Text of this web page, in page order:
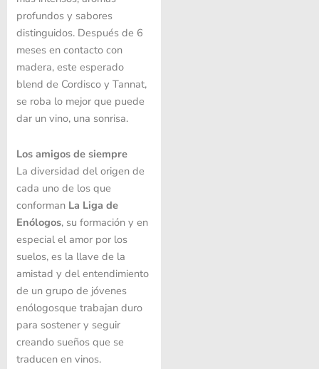
profundos y sabores
distinguidos. Después de 6
meses en contacto con
madera, este esperado
blend de Cordisco y Tannat,
se roba lo mejor que puede
dar un vino, una sonrisa.
Los amigos de siempre
La diversidad del origen de
cada uno de los que
conforman La Liga de
Enólogos, su formación y en
especial el amor por los
suelos, es la llave de la
amistad y del entendimiento
de un grupo de jóvenes
enólogosque trabajan duro
para sostener y seguir
creando sueños que se
traducen en vinos.